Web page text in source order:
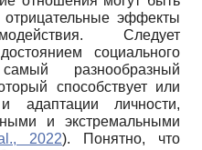
эффекты
Следует
социального
разнообразный
способствует или
адаптации личности,
и экстремальными
2022). Понятно, что